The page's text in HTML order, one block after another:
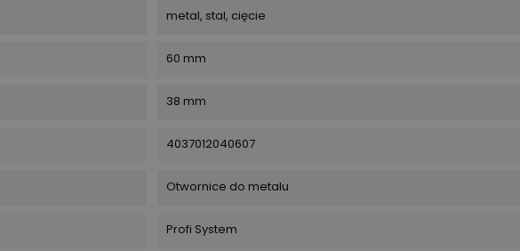
metal, stal, cięcie
60 mm
38 mm
4037012040607
Otwornice do metalu
Profi System